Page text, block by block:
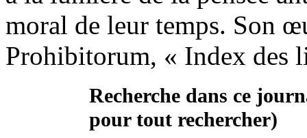
moral de leur temps. Son
Prohibitorum, « Index des
Recherche dans ce
pour tout rechercher)